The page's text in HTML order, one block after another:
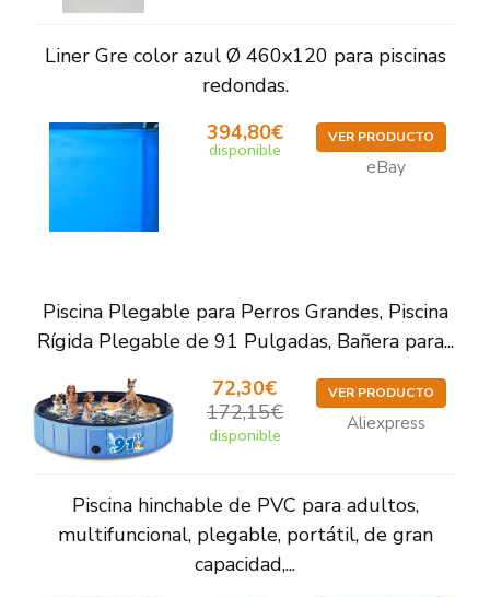
Liner Gre color azul Ø 460x120 para piscinas
redondas.
394,80€
disponible
VER PRODUCTO
eBay
Piscina Plegable para Perros Grandes, Piscina
Rígida Plegable de 91 Pulgadas, Bañera para...
72,30€
172,15€
disponible
VER PRODUCTO
Aliexpress
Piscina hinchable de PVC para adultos,
multifuncional, plegable, portátil, de gran
capacidad,...